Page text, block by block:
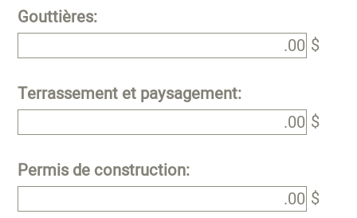
Gouttières:
$
Terrassement et paysagement:
$
Permis de construction:
$